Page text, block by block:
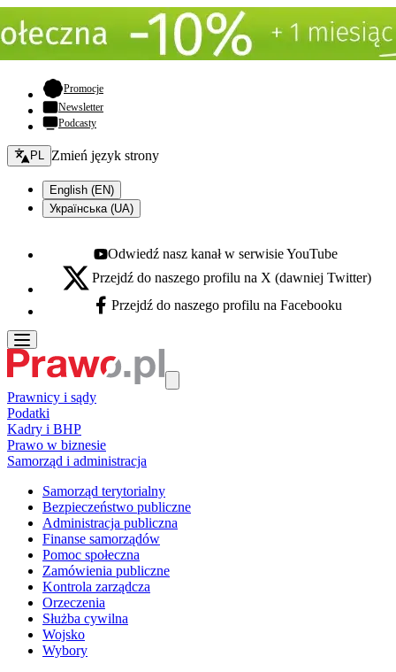
Promocje- otwiera się w nowej karcie
Newsletter
Podcasty
Zmień język - bieżący:
PL Zmień język strony
English (EN)
Українська (UA)
Youtube - otwiera się w nowej karcie
Odwiedź nasz kanał w serwisie YouTube
X - otwiera się w nowej karcie
Przejdź do naszego profilu na X (dawniej Twitter)
Facebook - otwiera się w nowej karcie
Przejdź do naszego profilu na Facebooku
Prawnicy i sądy
Podatki
Kadry i BHP
Prawo w biznesie
Samorząd i administracja
Samorząd terytorialny
Bezpieczeństwo publiczne
Administracja publiczna
Finanse samorządów
Pomoc społeczna
Zamówienia publiczne
Kontrola zarządcza
Orzeczenia
Służba cywilna
Wojsko
Wybory